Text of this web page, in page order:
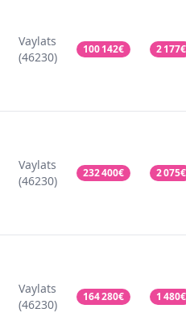
Vaylats
(46230)
100 142€ 2 177€
Vaylats
(46230)
232 400€ 2 075€
Vaylats
(46230)
164 280€ 1 480€